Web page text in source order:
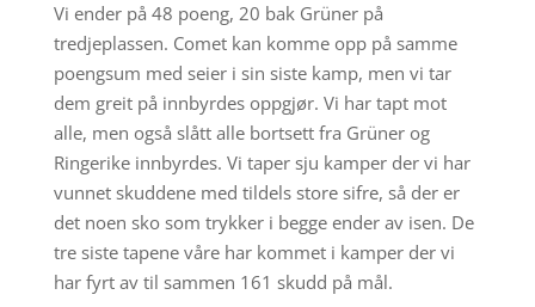
Vi ender på 48 poeng, 20 bak Grüner på
tredjeplassen. Comet kan komme opp på samme
poengsum med seier i sin siste kamp, men vi tar
dem greit på innbyrdes oppgjør. Vi har tapt mot
alle, men også slått alle bortsett fra Grüner og
Ringerike innbyrdes. Vi taper sju kamper der vi har
vunnet skuddene med tildels store sifre, så der er
det noen sko som trykker i begge ender av isen. De
tre siste tapene våre har kommet i kamper der vi
har fyrt av til sammen 161 skudd på mål.